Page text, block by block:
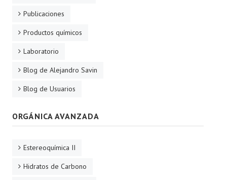
Publicaciones
Productos químicos
Laboratorio
Blog de Alejandro Savin
Blog de Usuarios
ORGÁNICA AVANZADA
Estereoquímica II
Hidratos de Carbono